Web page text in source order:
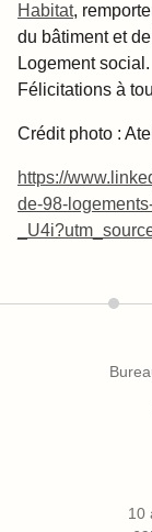
Habitat,
du bâtiment et
Logement social.
Félicitations à
Crédit photo :
https://
de-98-
10